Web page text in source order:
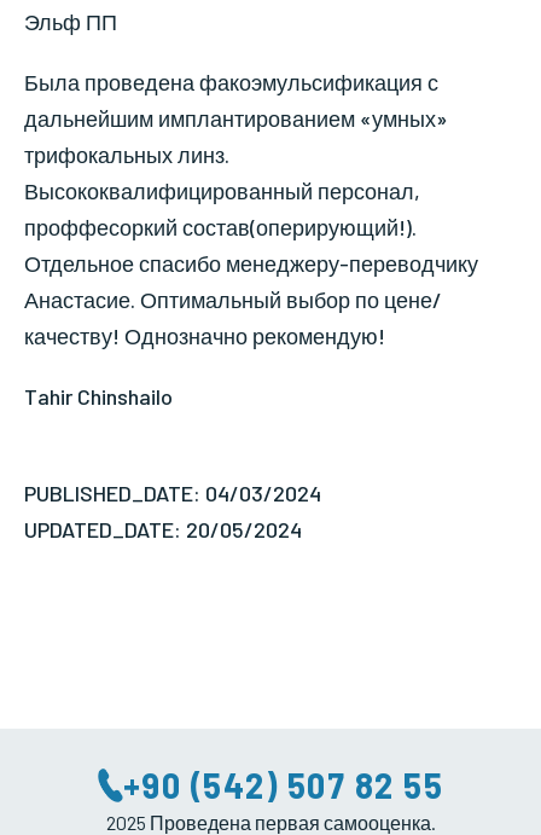
Эльф ПП
Была проведена факоэмульсификация с
дальнейшим имплантированием «умных»
трифокальных линз.
Высококвалифицированный персонал,
проффесоркий состав(оперирующий!).
Отдельное спасибо менеджеру-переводчику
Анастасие. Оптимальный выбор по цене/
качеству! Однозначно рекомендую!
Tahir Chinshailo
PUBLISHED_DATE: 04/03/2024
UPDATED_DATE: 20/05/2024
+90 (542) 507 82 55
2025 Проведена первая самооценка.